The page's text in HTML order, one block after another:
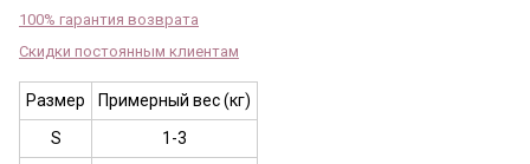
100% гарантия возврата
Скидки постоянным клиентам
Размер
Примерный вес (кг)
S
1-3